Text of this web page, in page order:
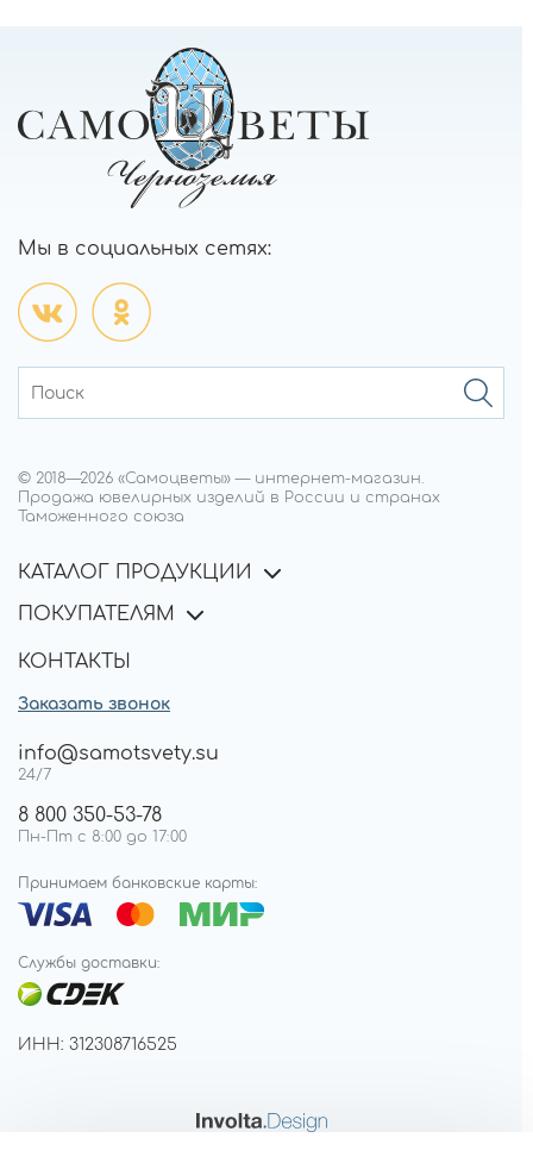
Мы в социальных сетях:
© 2018—2026 «Самоцветы» — интернет-магазин.
Продажа ювелирных изделий в России и странах
Таможенного союза
КАТАЛОГ ПРОДУКЦИИ
ПОКУПАТЕЛЯМ
КОНТАКТЫ
Заказать звонок
info@samotsvety.su
24/7
8 800 350-53-78
Пн-Пт с 8:00 до 17:00
Принимаем банковские карты:
Службы доставки:
ИНН: 312308716525